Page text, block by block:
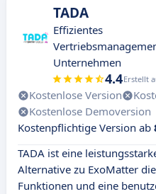
TADA
Effizientes
Unternehmen
4.4Erstellt
Kostenlose Version
Kostenlose Demoversion
Kostenpflichtige Version ab
TADA ist eine
Alternative zu ExoMatter
Funktionen und eine